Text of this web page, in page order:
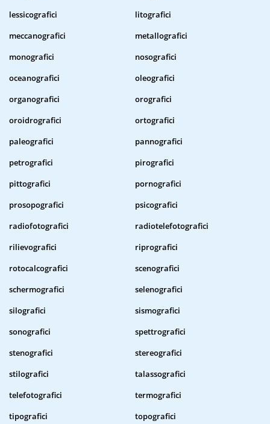
lessicografici
litografici
meccanografici
metallografici
monografici
nosografici
oceanografici
oleografici
organografici
orografici
oroidrografici
ortografici
paleografici
pannografici
petrografici
pirografici
pittografici
pornografici
prosopografici
psicografici
radiofotografici
radiotelefotografici
rilievografici
riprografici
rotocalcografici
scenografici
schermografici
selenografici
silografici
sismografici
sonografici
spettrografici
stenografici
stereografici
stilografici
talassografici
telefotografici
termografici
tipografici
topografici